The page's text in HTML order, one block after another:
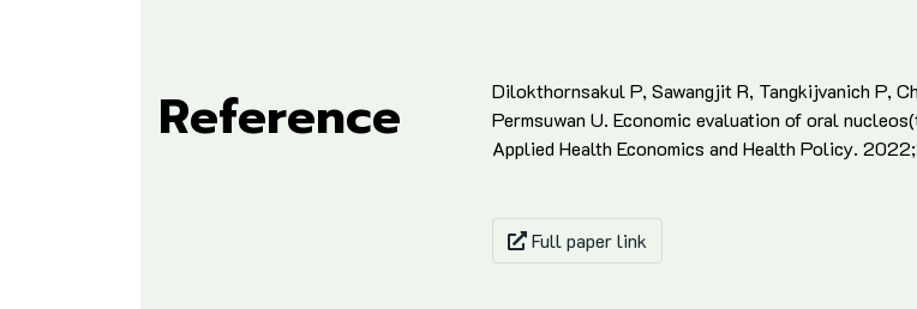
Reference
Dilokthornsakul P, Sawangjit R, Tangkijvanich P,
Permsuwan U. Economic evaluation of oral
Applied Health Economics and Health Policy.
Full paper link